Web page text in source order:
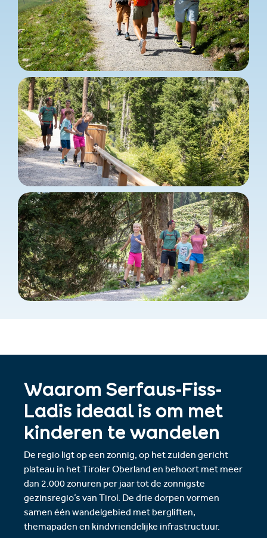
Waarom Serfaus-Fiss-
Ladis ideaal is om met
kinderen te wandelen
De regio ligt op een zonnig, op het zuiden gericht
plateau in het Tiroler Oberland en behoort met meer
dan 2.000 zonuren per jaar tot de zonnigste
gezinsregio’s van Tirol. De drie dorpen vormen
samen één wandelgebied met bergliften,
themapaden en kindvriendelijke infrastructuur.